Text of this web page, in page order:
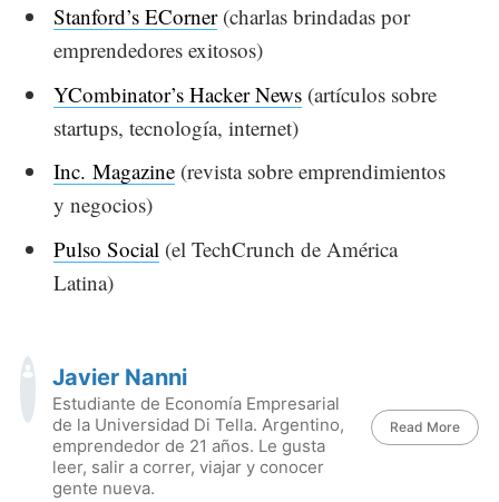
Stanford’s ECorner(charlas brindadas por
emprendedores exitosos)
YCombinator’s Hacker News (artículos sobre
startups, tecnología, internet)
Inc. Magazine (revista sobre emprendimientos
y negocios)
Pulso Social (el TechCrunch de América
Latina)
Javier Nanni
Estudiante de Economía Empresarial
de la Universidad Di Tella. Argentino,
emprendedor de 21 años. Le gusta
leer, salir a correr, viajar y conocer
gente nueva.
Read More